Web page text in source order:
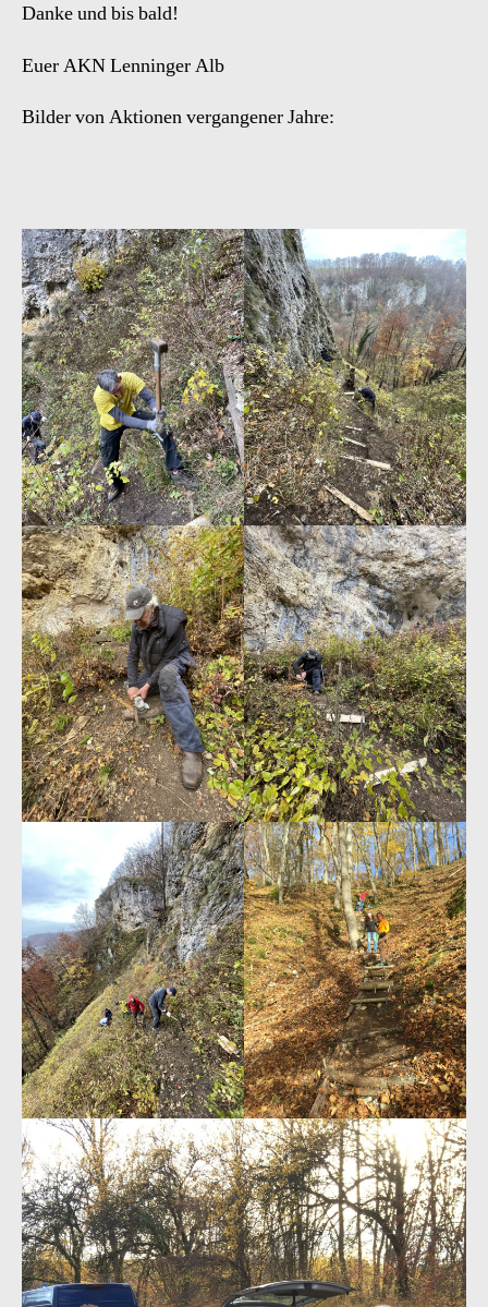
Danke und bis bald!
Euer AKN Lenninger Alb
Bilder von Aktionen vergangener Jahre: